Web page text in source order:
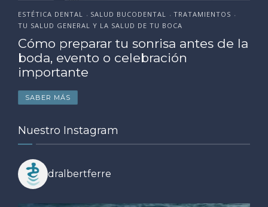
ESTÉTICA DENTAL • SALUD BUCODENTAL • TRATAMIENTOS •
TU SALUD GENERAL Y LA SALUD DE TU BOCA
Cómo preparar tu sonrisa antes de la
boda, evento o celebración
importante
SABER MÁS
Nuestro Instagram
dralbertferre